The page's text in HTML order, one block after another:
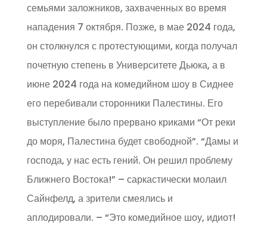
семьями заложников, захваченных во время
нападения 7 октября. Позже, в мае 2024 года,
он столкнулся с протестующими, когда получал
почетную степень в Университете Дьюка, а в
июне 2024 года на комедийном шоу в Сиднее
его перебивали сторонники Палестины. Его
выступление было прервано криками “От реки
до моря, Палестина будет свободной”. “Дамы и
господа, у нас есть гений. Он решил проблему
Ближнего Востока!” – саркастически молаил
Сайнфелд, а зрители смеялись и
аплодировали. – “Это комедийное шоу, идиот!